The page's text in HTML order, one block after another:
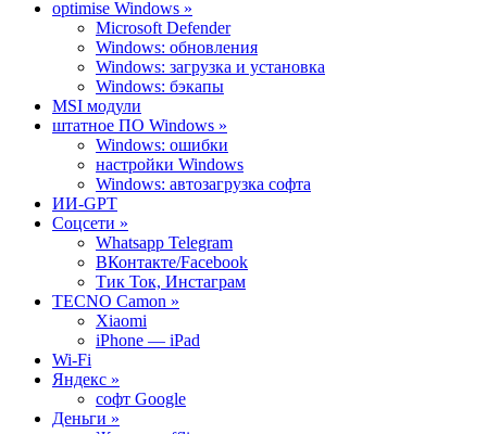
optimise Windows »
Microsoft Defender
Windows: обновления
Windows: загрузка и установка
Windows: бэкапы
MSI модули
штатное ПО Windows »
Windows: ошибки
настройки Windows
Windows: автозагрузка софта
ИИ-GPT
Cоцсети »
Whatsapp Telegram
ВКонтакте/Facebook
Тик Ток, Инстаграм
TECNO Camon »
Xiaomi
iPhone — iPad
Wi-Fi
Яндекс »
софт Google
Деньги »